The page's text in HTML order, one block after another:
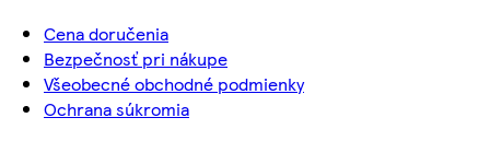
Cena doručenia
Bezpečnosť pri nákupe
Všeobecné obchodné podmienky
Ochrana súkromia